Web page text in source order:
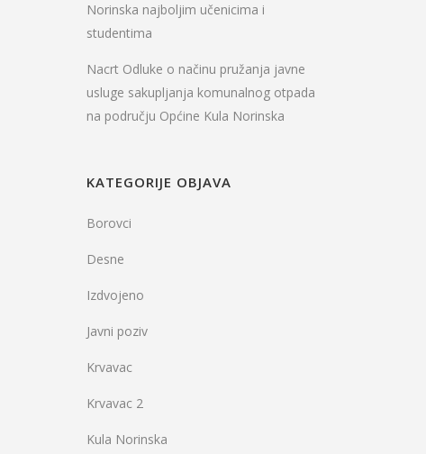
Norinska najboljim učenicima i
studentima
Nacrt Odluke o načinu pružanja javne
usluge sakupljanja komunalnog otpada
na području Općine Kula Norinska
KATEGORIJE OBJAVA
Borovci
Desne
Izdvojeno
Javni poziv
Krvavac
Krvavac 2
Kula Norinska